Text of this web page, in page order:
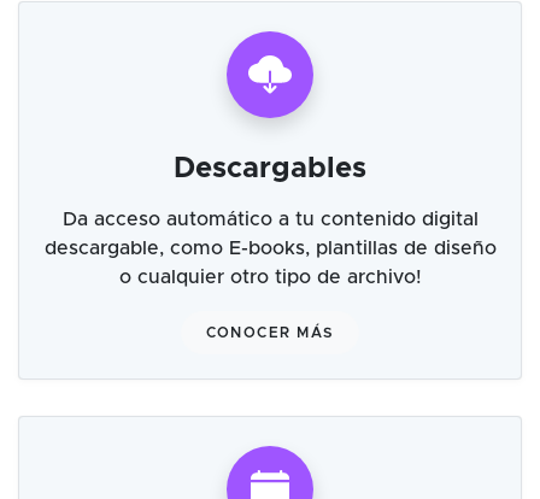
Descargables
Da acceso automático a tu contenido digital
descargable, como E-books, plantillas de diseño
o cualquier otro tipo de archivo!
CONOCER MÁS